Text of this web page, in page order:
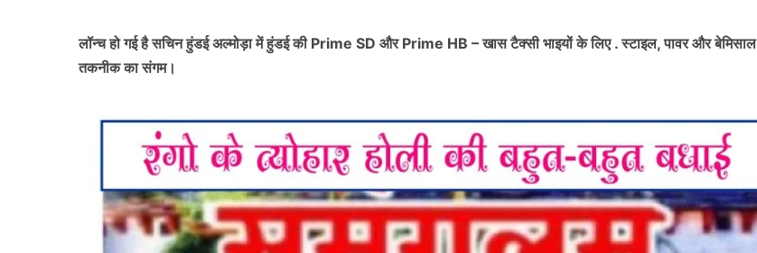
लॉन्च हो गई है सचिन हुंडई अल्मोड़ा में हुंडई की Prime SD और Prime HB – खास टैक्सी भाइयों के लिए . स्टाइल, पावर और बेमिसाल
तकनीक का संगम।